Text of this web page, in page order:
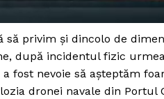
Un proiect
HOUSE
ROMÂNIA
privim și dincolo de
după incidentul fizic
fost nevoie să așteptăm
dronei navale din Portul